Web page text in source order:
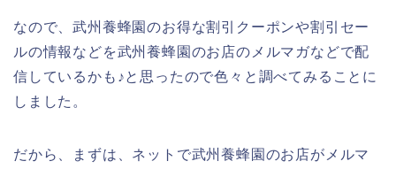
なので、武州養蜂園のお得な割引クーポンや割引セー
ルの情報などを武州養蜂園のお店のメルマガなどで配
信しているかも♪と思ったので色々と調べてみることに
しました。
だから、まずは、ネットで武州養蜂園のお店がメルマ